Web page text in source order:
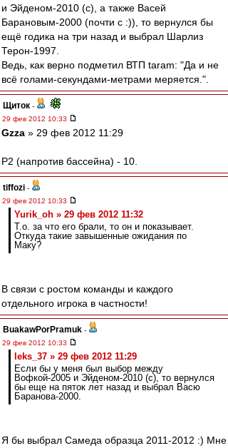
и Эйденом-2010 (с), а также Васей
Барановым-2000 (почти с :)), то вернулся бы
ещё годика на три назад и выбрал Шарлиз
Терон-1997.
Ведь, как верно подметил ВТП taram: "Да и не
всё голами-секундами-метрами меряется.".
Щиток -
29 фев 2012 10:33
Gzza » 29 фев 2012 11:29
P2 (напротив бассейна) - 10.
tiffozi -
29 фев 2012 10:33
Yurik_oh » 29 фев 2012 11:32
Т.о. за что его брали, то он и показывает.
Откуда такие завышенные ожидания по
Маку?
В связи с ростом команды и каждого
отдельного игрока в частности!
BuakawPorPramuk -
29 фев 2012 10:33
leks_37 » 29 фев 2012 11:29
Если бы у меня был выбор между
Вофкой-2005 и Эйденом-2010 (с), то вернулся
бы еще на пяток лет назад и выбрал Васю
Баранова-2000.
Я бы выбрал Самеда образца 2011-2012 :) Мне